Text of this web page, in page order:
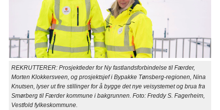
REKRUTTERER: Prosjektleder for Ny fastlandsforbindelse til Færder,
Morten Klokkersveen, og prosjektsjef i Bypakke Tønsberg-regionen, Nina
Knutsen, lyser ut fire stillinger for å bygge det nye veisystemet og brua fra
Smørberg til Færder kommune i bakgrunnen. Foto: Freddy S. Fagerheim,
Vestfold fylkeskommune.